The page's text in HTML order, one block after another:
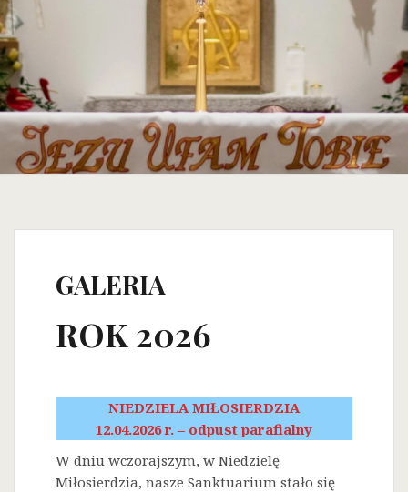
GALERIA
ROK 2026
NIEDZIELA MIŁOSIERDZIA
12.04.2026 r. – odpust parafialny
W dniu wczorajszym, w Niedzielę
Miłosierdzia, nasze Sanktuarium stało się